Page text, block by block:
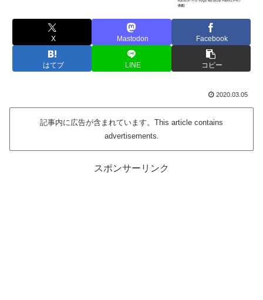
X Mastodon Facebook
はてブ LINE コピー
2020.03.05
記事内に広告が含まれています。This article contains
advertisements.
スポンサーリンク